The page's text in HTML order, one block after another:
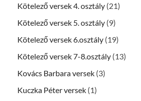
Kötelező versek 4. osztály (21)
Kötelező versek 5. osztály (9)
Kötelező versek 6.osztály (19)
Kötelező versek 7-8.osztály (13)
Kovács Barbara versek (3)
Kuczka Péter versek (1)